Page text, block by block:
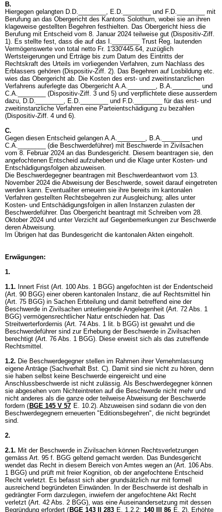
B.
Hiergegen gelangten D.D.________, E.D.________ und F.D.________ mit
Berufung an das Obergericht des Kantons Solothurn, wobei sie an ihren
klageweise gestellten Begehren festhielten. Das Obergericht hiess die
Berufung mit Entscheid vom 8. Januar 2024 teilweise gut (Dispositiv-Ziff.
1). Es stellte fest, dass die auf das I.________ Trust Reg. lautenden
Vermögenswerte von total netto Fr. 1'330'445.64, zuzüglich
Wertsteigerungen und Erträge bis zum Datum des Eintritts der
Rechtskraft des Urteils im vorliegenden Verfahren, zum Nachlass des
Erblassers gehören (Dispositiv-Ziff. 2). Das Begehren auf Losbildung etc.
wies das Obergericht ab. Die Kosten des erst- und zweitinstanzlichen
Verfahrens auferlegte das Obergericht A.A.________, B.A.________ und
C.A.________ (Dispositiv-Ziff. 3 und 5) und verpflichtete diese ausserdem
dazu, D.D.________, E.D.________ und F.D.________ für das erst- und
zweitinstanzliche Verfahren eine Parteientschädigung zu bezahlen
(Dispositiv-Ziff. 4 und 6).
C.
Gegen diesen Entscheid gelangen A.A.________, B.A.________ und
C.A.________ (die Beschwerdeführer) mit Beschwerde in Zivilsachen
vom 8. Februar 2024 an das Bundesgericht. Diesem beantragen sie, den
angefochtenen Entscheid aufzuheben und die Klage unter Kosten- und
Entschädigungsfolgen abzuweisen.
Die Beschwerdegegner beantragen mit Beschwerdeantwort vom 13.
November 2024 die Abweisung der Beschwerde, soweit darauf eingetreten
werden kann. Eventualiter erneuern sie ihre bereits im kantonalen
Verfahren gestellten Rechtsbegehren zur Ausgleichung; alles unter
Kosten- und Entschädigungsfolgen in allen Instanzen zulasten der
Beschwerdeführer. Das Obergericht beantragt mit Schreiben vom 28.
Oktober 2024 und unter Verzicht auf Gegenbemerkungen zur Beschwerde
deren Abweisung.
Im Übrigen hat das Bundesgericht die kantonalen Akten eingeholt.
Erwägungen:
1.
1.1. Innert Frist (Art. 100 Abs. 1 BGG) angefochten ist der Endentscheid
(Art. 90 BGG) einer oberen kantonalen Instanz, die auf Rechtsmittel hin
(Art. 75 BGG) in Sachen Erbteilung und damit betreffend eine der
Beschwerde in Zivilsachen unterliegende Angelegenheit (Art. 72 Abs. 1
BGG) vermögensrechtlicher Natur entschieden hat. Das
Streitwerterfordernis (Art. 74 Abs. 1 lit. b BGG) ist gewahrt und die
Beschwerdeführer sind zur Erhebung der Beschwerde in Zivilsachen
berechtigt (Art. 76 Abs. 1 BGG). Diese erweist sich als das zutreffende
Rechtsmittel.
1.2. Die Beschwerdegegner stellen im Rahmen ihrer Vernehmlassung
eigene Anträge (Sachverhalt Bst. C). Damit sind sie nicht zu hören, denn
sie haben selbst keine Beschwerde eingereicht und eine
Anschlussbeschwerde ist nicht zulässig. Als Beschwerdegegner können
sie abgesehen vom Nichteintreten auf die Beschwerde nicht mehr und
nicht anderes als die ganze oder teilweise Abweisung der Beschwerde
fordern ( BGE 145 V 57 E. 10.2). Abzuweisen sind sodann die von den
Beschwerdegegnern erneuerten "Editionsbegehren", die nicht begründet
sind.
2.
2.1. Mit der Beschwerde in Zivilsachen können Rechtsverletzungen
gemäss Art. 95 f. BGG geltend gemacht werden. Das Bundesgericht
wendet das Recht in diesem Bereich von Amtes wegen an (Art. 106 Abs.
1 BGG) und prüft mit freier Kognition, ob der angefochtene Entscheid
Recht verletzt. Es befasst sich aber grundsätzlich nur mit formell
ausreichend begründeten Einwänden. In der Beschwerde ist deshalb in
gedrängter Form darzulegen, inwiefern der angefochtene Akt Recht
verletzt (Art. 42 Abs. 2 BGG), was eine Auseinandersetzung mit dessen
Begründung erfordert ( BGE 143 II 283 E. 1.2.2; 140 III 86 E. 2). Erhöhte